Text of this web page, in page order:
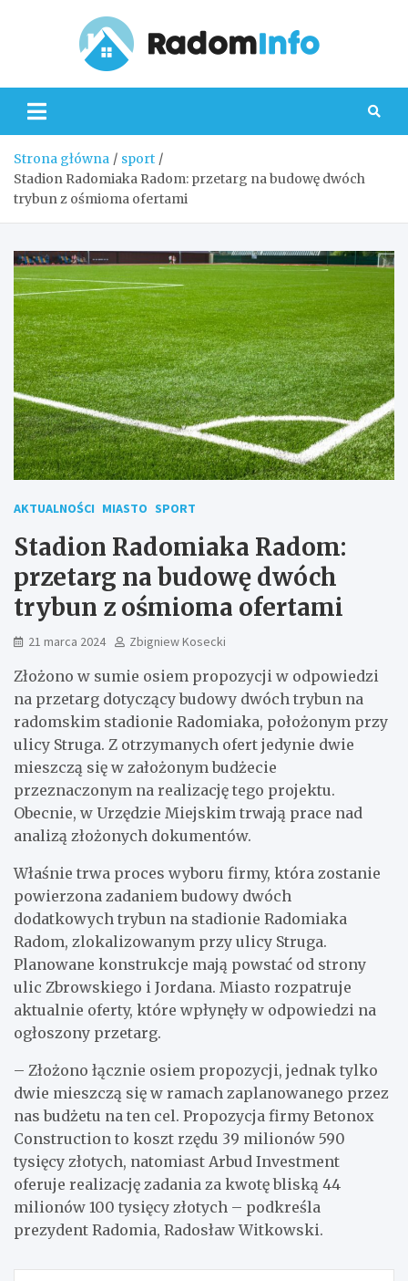
Strona główna
sport
Stadion Radomiaka Radom: przetarg na budowę dwóch
trybun z ośmioma ofertami
AKTUALNOŚCI MIASTO SPORT
Stadion Radomiaka Radom:
przetarg na budowę dwóch
trybun z ośmioma ofertami
21 marca 2024 Zbigniew Kosecki
Złożono w sumie osiem propozycji w odpowiedzi
na przetarg dotyczący budowy dwóch trybun na
radomskim stadionie Radomiaka, położonym przy
ulicy Struga. Z otrzymanych ofert jedynie dwie
mieszczą się w założonym budżecie
przeznaczonym na realizację tego projektu.
Obecnie, w Urzędzie Miejskim trwają prace nad
analizą złożonych dokumentów.
Właśnie trwa proces wyboru firmy, która zostanie
powierzona zadaniem budowy dwóch
dodatkowych trybun na stadionie Radomiaka
Radom, zlokalizowanym przy ulicy Struga.
Planowane konstrukcje mają powstać od strony
ulic Zbrowskiego i Jordana. Miasto rozpatruje
aktualnie oferty, które wpłynęły w odpowiedzi na
ogłoszony przetarg.
– Złożono łącznie osiem propozycji, jednak tylko
dwie mieszczą się w ramach zaplanowanego przez
nas budżetu na ten cel. Propozycja firmy Betonox
Construction to koszt rzędu 39 milionów 590
tysięcy złotych, natomiast Arbud Investment
oferuje realizację zadania za kwotę bliską 44
milionów 100 tysięcy złotych – podkreśla
prezydent Radomia, Radosław Witkowski.